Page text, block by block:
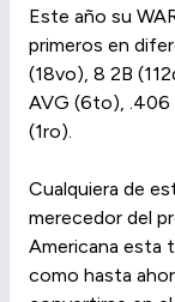
Este año su
primeros en
(18vo), 8 2B
AVG (6to), .406
(1ro).
Cualquiera de
merecedor del
Americana esta
como hasta